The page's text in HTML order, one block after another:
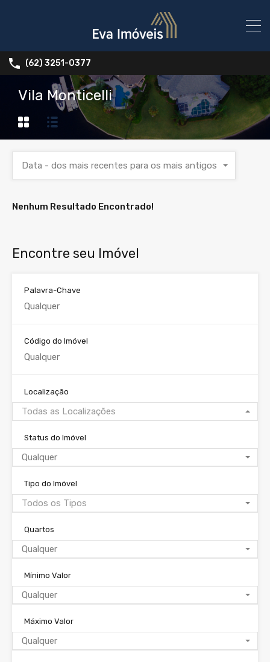
(62) 3251-0377
Vila Monticelli
Data - dos mais recentes para os mais antigos
Nenhum Resultado Encontrado!
Encontre seu Imóvel
Palavra-Chave
Código do Imóvel
Localização
Todas as Localizações
Status do Imóvel
Qualquer
Tipo do Imóvel
Todos os Tipos
Quartos
Qualquer
Mínimo Valor
Qualquer
Máximo Valor
Qualquer